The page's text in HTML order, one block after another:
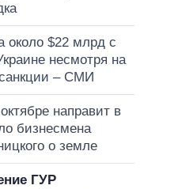
около $22 млрд с
несмотря на
– СМИ
направит в
бизнесмена
о земле
ГУР